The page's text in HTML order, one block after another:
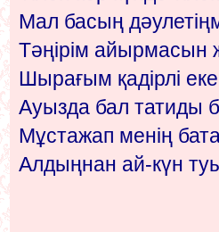
Мал басың
Тәңірім айырмасын
Шырағым қадірлі
Ауызда бал татиды
Мұстажап менің
Алдыңнан ай-күн